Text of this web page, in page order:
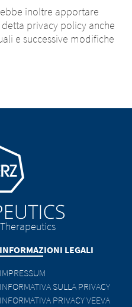
inoltre apportare
privacy policy anche
e successive modifiche
INFORMAZIONI LEGALI
IMPRESSUM
INFORMATIVA SULLA PRIVACY
INFORMATIVA PRIVACY VEEVA